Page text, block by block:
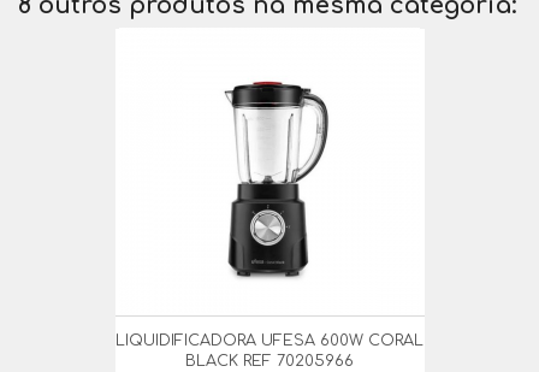
LIQUIDIFICADORA UFESA 600W CORAL
BLACK REF 70205966